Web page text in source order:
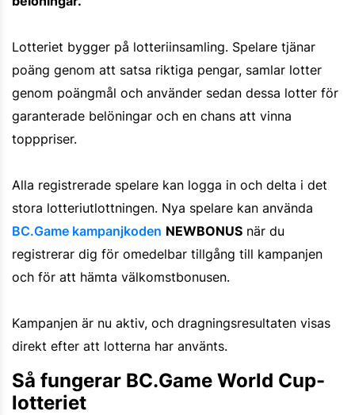
Lotteriet bygger på lotteriinsamling. Spelare tjänar
poäng genom att satsa riktiga pengar, samlar lotter
genom poängmål och använder sedan dessa lotter för
garanterade belöningar och en chans att vinna
topppriser.
Alla registrerade spelare kan logga in och delta i det
stora lotteriutlottningen. Nya spelare kan använda
BC.Game kampanjkoden NEWBONUS när du
registrerar dig för omedelbar tillgång till kampanjen
och för att hämta välkomstbonusen.
Kampanjen är nu aktiv, och dragningsresultaten visas
direkt efter att lotterna har använts.
Så fungerar BC.Game World Cup-
lotteriet